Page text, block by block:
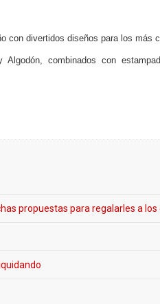
con divertidos diseños para los más
combinados con
propuestas para regalarles a los